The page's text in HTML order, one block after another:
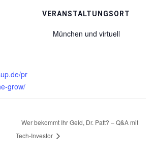
pr
grow/
VERANSTALTUNGSORT
München und virtuell
Wer bekommt Ihr Geld, Dr. Patt? – Q&A mit
Tech-Investor